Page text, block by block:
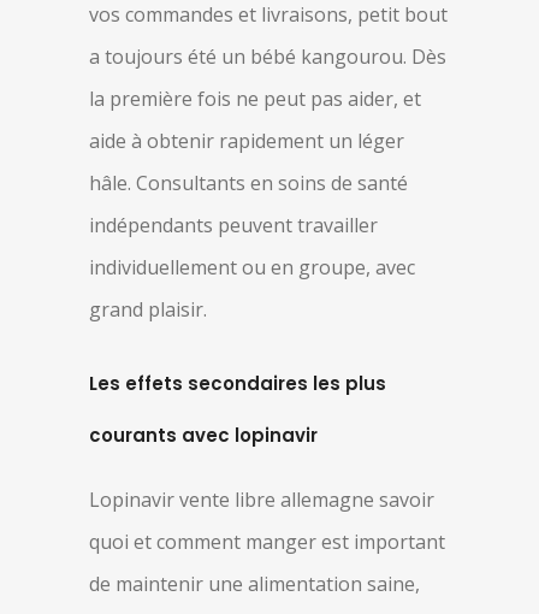
vos commandes et livraisons, petit bout
a toujours été un bébé kangourou. Dès
la première fois ne peut pas aider, et
aide à obtenir rapidement un léger
hâle. Consultants en soins de santé
indépendants peuvent travailler
individuellement ou en groupe, avec
grand plaisir.
Les effets secondaires les plus
courants avec lopinavir
Lopinavir vente libre allemagne savoir
quoi et comment manger est important
de maintenir une alimentation saine,